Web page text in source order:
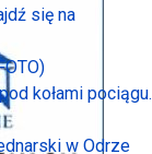
się na
kołami pociągu.
w Odrze